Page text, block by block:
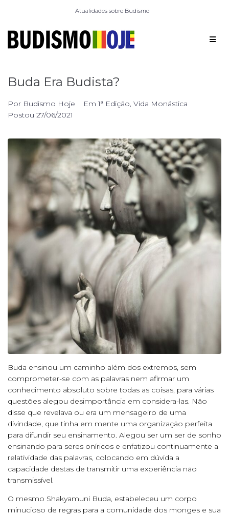
Atualidades sobre Budismo
Buda Era Budista?
Por Budismo Hoje Em1ª Edição, Vida Monástica
Postou 27/06/2021
Buda ensinou um caminho além dos extremos, sem
comprometer-se com as palavras nem afirmar um
conhecimento absoluto sobre todas as coisas, para várias
questões alegou desimportância em considera-las. Não
disse que revelava ou era um mensageiro de uma
divindade, que tinha em mente uma organização perfeita
para difundir seu ensinamento. Alegou ser um ser de sonho
ensinando para seres oníricos e enfatizou continuamente a
relatividade das palavras, colocando em dúvida a
capacidade destas de transmitir uma experiência não
transmissível.
O mesmo Shakyamuni Buda, estabeleceu um corpo
minucioso de regras para a comunidade dos monges e sua